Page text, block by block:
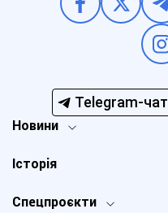
Telegram-чат
Новини
Спецпроєкти
Історія